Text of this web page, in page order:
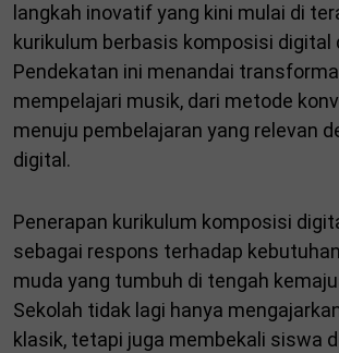
langkah inovatif yang kini mulai di
kurikulum berbasis komposisi digital
Pendekatan ini menandai
mempelajari musik, dari metode
menuju pembelajaran yang relevan
digital.
Penerapan kurikulum komposisi
sebagai respons terhadap
muda yang tumbuh di tengah
Sekolah tidak lagi hanya
klasik, tetapi juga membekali siswa